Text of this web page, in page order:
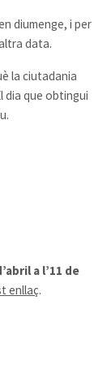
diumenge, i per
data.
la ciutadania
dia que obtingui
a l’11 de
enllaç.